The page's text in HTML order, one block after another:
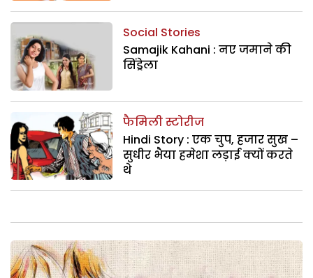
Social Stories
Samajik Kahani : नए जमाने की
सिंड्रेला
फैमिली स्टोरीज
Hindi Story : एक चुप, हजार सुख –
सुधीर भैया हमेशा लड़ाई क्यों करते
थे